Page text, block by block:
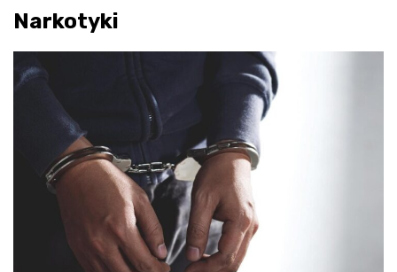
Narkotyki